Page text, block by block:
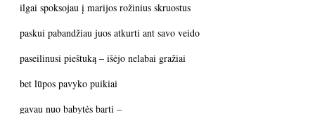
ilgai spoksojau į marijos rožinius skruostus
paskui pabandžiau juos atkurti ant savo veido
paseilinusi pieštuką – išėjo nelabai gražiai
bet lūpos pavyko puikiai
gavau nuo babytės barti –